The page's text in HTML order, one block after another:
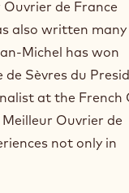
de France
also written many
Michel has won
Sèvres du
at the French
Ouvrier de
not only in